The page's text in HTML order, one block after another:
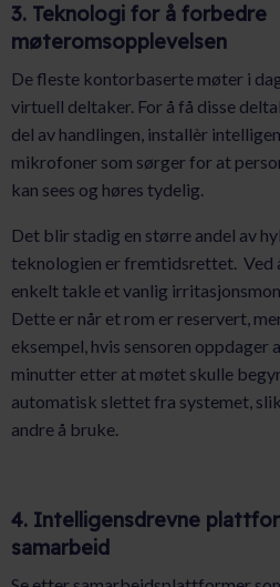
3. Teknologi for å forbedre
møteromsopplevelsen
De fleste kontorbaserte møter i
virtuell deltaker. For å få disse
del av handlingen, installèr
mikrofoner som sørger for at
kan sees og høres tydelig.
Det blir stadig en større andel av
teknologien er fremtidsrettet. Ved
enkelt takle et vanlig
Dette er når et rom er reservert,
eksempel, hvis sensoren oppdager
minutter etter at møtet skulle
automatisk slettet fra systemet,
andre å bruke.
4. Intelligensdrevne
samarbeid